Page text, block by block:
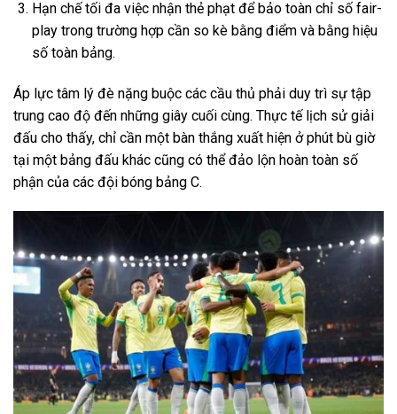
Hạn chế tối đa việc nhận thẻ phạt để bảo toàn chỉ số fair-
play trong trường hợp cần so kè bằng điểm và bằng hiệu
số toàn bảng.
Áp lực tâm lý đè nặng buộc các cầu thủ phải duy trì sự tập
trung cao độ đến những giây cuối cùng. Thực tế lịch sử giải
đấu cho thấy, chỉ cần một bàn thắng xuất hiện ở phút bù giờ
tại một bảng đấu khác cũng có thể đảo lộn hoàn toàn số
phận của các đội bóng bảng C.